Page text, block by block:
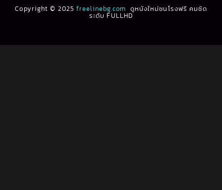
1991
1990
Copyright © 2025freelinebg.com ดูหนังใหม่ชนโรงฟรี คมชัด
ระดับ FULLHD